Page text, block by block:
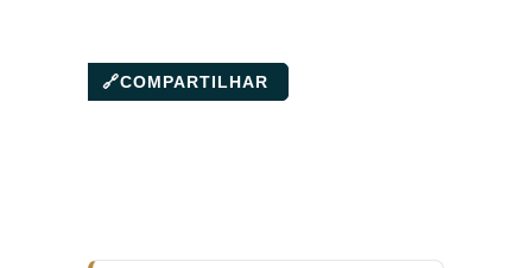
🔗COMPARTILHAR